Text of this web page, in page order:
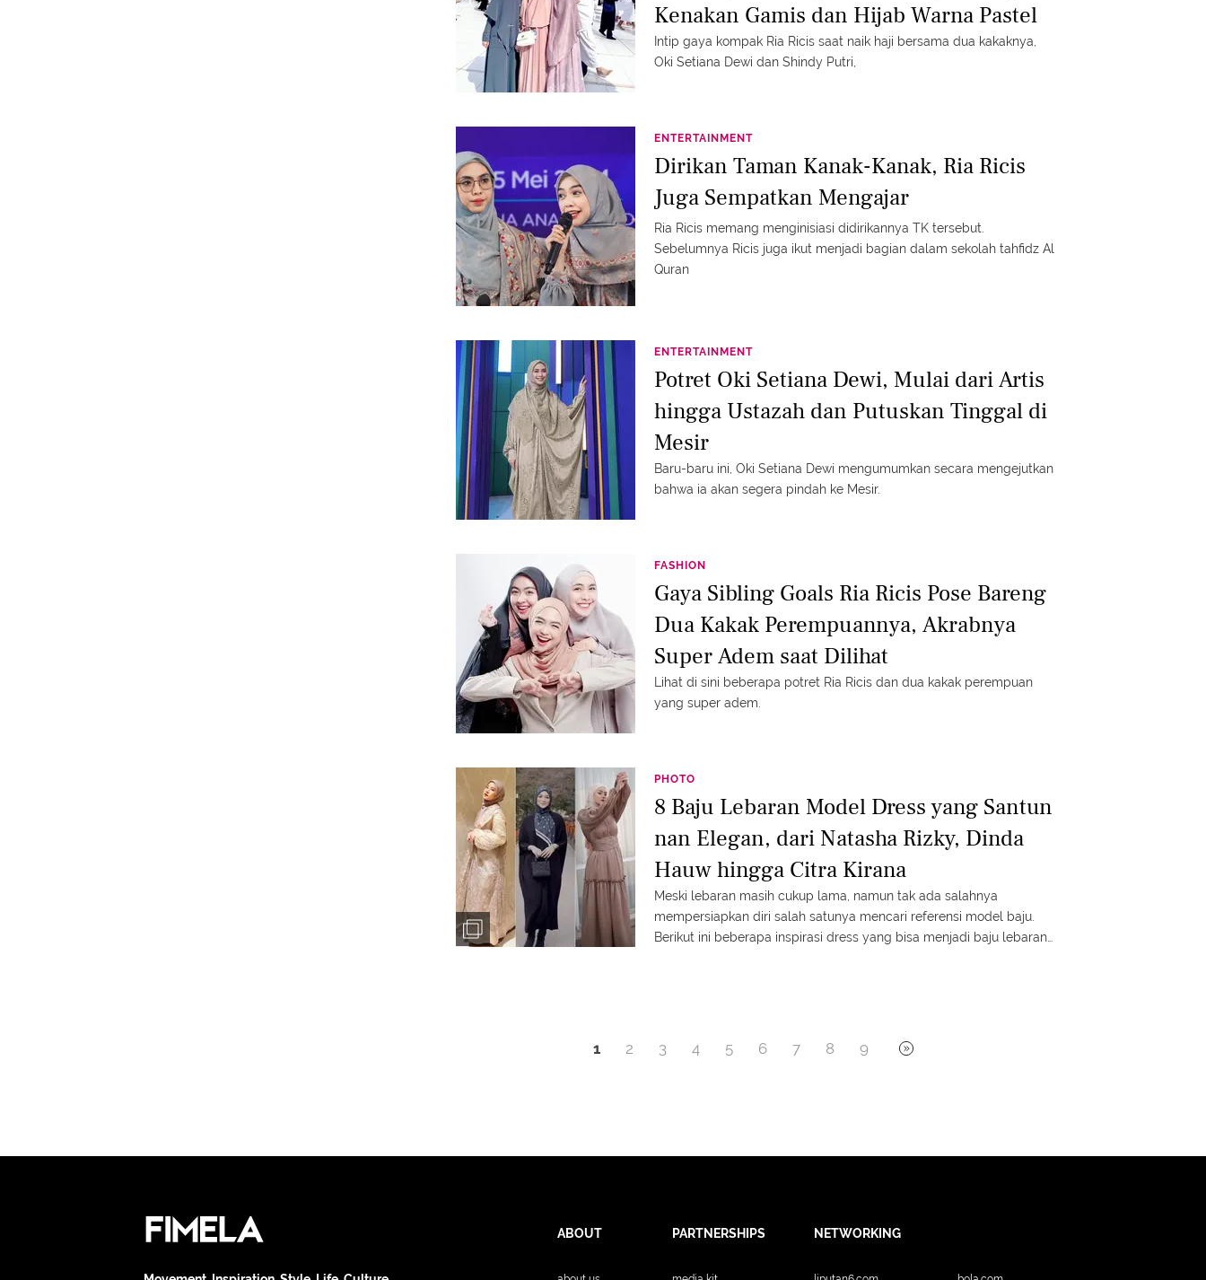
Kenakan Gamis dan Hijab Warna Pastel
Intip gaya kompak Ria Ricis saat naik haji bersama dua kakaknya,
Oki Setiana Dewi dan Shindy Putri,
ENTERTAINMENT
Dirikan Taman Kanak-Kanak, Ria Ricis
Juga Sempatkan Mengajar
Ria Ricis memang menginisiasi didirikannya TK tersebut.
Sebelumnya Ricis juga ikut menjadi bagian dalam sekolah tahfidz Al
Quran
ENTERTAINMENT
Potret Oki Setiana Dewi, Mulai dari Artis
hingga Ustazah dan Putuskan Tinggal di
Mesir
Baru-baru ini, Oki Setiana Dewi mengumumkan secara mengejutkan
bahwa ia akan segera pindah ke Mesir.
FASHION
Gaya Sibling Goals Ria Ricis Pose Bareng
Dua Kakak Perempuannya, Akrabnya
Super Adem saat Dilihat
Lihat di sini beberapa potret Ria Ricis dan dua kakak perempuan
yang super adem.
PHOTO
8 Baju Lebaran Model Dress yang Santun
nan Elegan, dari Natasha Rizky, Dinda
Hauw hingga Citra Kirana
Meski lebaran masih cukup lama, namun tak ada salahnya
mempersiapkan diri salah satunya mencari referensi model baju.
Berikut ini beberapa inspirasi dress yang bisa menjadi baju lebaran
1 2 3 4 5 6 7 8 9
ABOUT PARTNERSHIPS NETWORKING